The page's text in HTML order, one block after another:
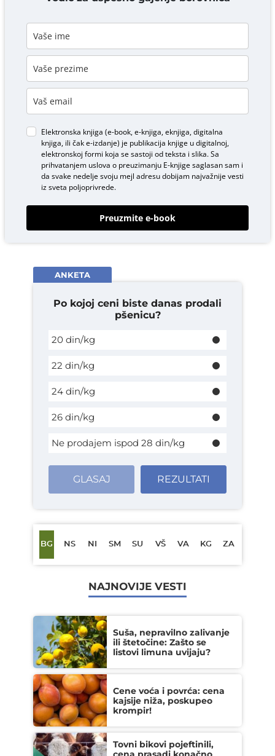
Elektronska knjiga (e-book, e-knjiga, eknjiga, digitalna
knjiga, ili čak e-izdanje) je publikacija knjige u digitalnoj,
elektronskoj formi koja se sastoji od teksta i slika. Sa
prihvatanjem uslova o preuzimanju E-knjigesaglasan sam i
da svake nedelje svoju mejl adresu dobijam najvažnije vesti
iz sveta poljoprivrede.
Preuzmite e-book
ANKETA
Po kojoj ceni biste danas prodali
pšenicu?
20 din/kg
22 din/kg
24 din/kg
26 din/kg
Ne prodajem ispod 28 din/kg
GLASAJ REZULTATI
BG NS NI SM SU VŠ VA KG ZA
NAJNOVIJE VESTI
Suša, nepravilno zalivanje
ili štetočine: Zašto se
listovi limuna uvijaju?
Cene voća i povrća: cena
kajsije niža, poskupeo
krompir!
Tovni bikovi pojeftinili,